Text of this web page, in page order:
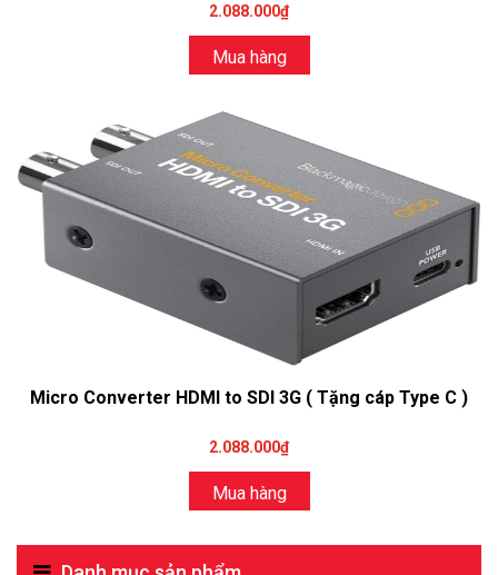
2.088.000₫
Mua hàng
Micro Converter HDMI to SDI 3G ( Tặng cáp Type C )
2.088.000₫
Mua hàng